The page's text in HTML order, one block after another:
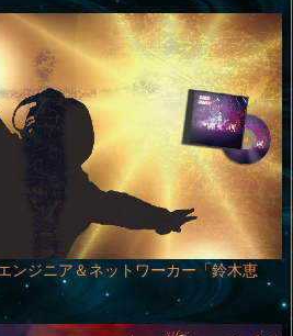
ンジニア＆ネットワーカー「鈴木恵